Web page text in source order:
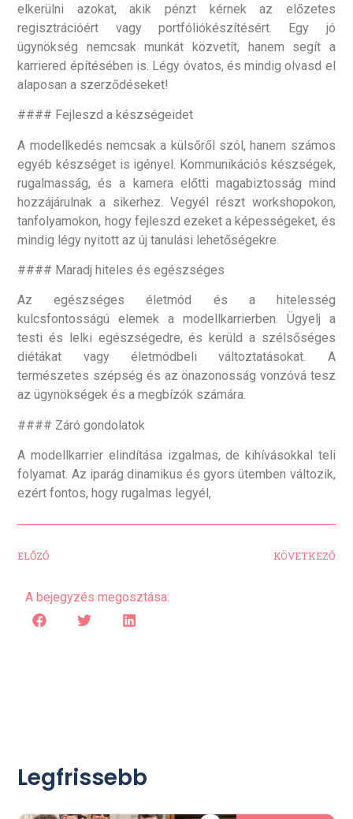
elkerülni azokat, akik pénzt kérnek az előzetes
regisztrációért vagy portfóliókészítésért. Egy jó
ügynökség nemcsak munkát közvetít, hanem segít a
karriered építésében is. Légy óvatos, és mindig olvasd el
alaposan a szerződéseket!
#### Fejleszd a készségeidet
A modellkedés nemcsak a külsőről szól, hanem számos
egyéb készséget is igényel. Kommunikációs készségek,
rugalmasság, és a kamera előtti magabiztosság mind
hozzájárulnak a sikerhez. Vegyél részt workshopokon,
tanfolyamokon, hogy fejleszd ezeket a képességeket, és
mindig légy nyitott az új tanulási lehetőségekre.
#### Maradj hiteles és egészséges
Az egészséges életmód és a hitelesség
kulcsfontosságú elemek a modellkarrierben. Ügyelj a
testi és lelki egészségedre, és kerüld a szélsőséges
diétákat vagy életmódbeli változtatásokat. A
természetes szépség és az önazonosság vonzóvá tesz
az ügynökségek és a megbízók számára.
#### Záró gondolatok
A modellkarrier elindítása izgalmas, de kihívásokkal teli
folyamat. Az iparág dinamikus és gyors ütemben változik,
ezért fontos, hogy rugalmas legyél,
ELŐZŐ KÖVETKEZŐ
A bejegyzés megosztása:
Legfrissebb